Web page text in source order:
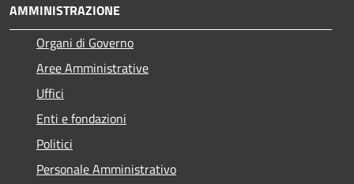
AMMINISTRAZIONE
Organi di Governo
Aree Amministrative
Uffici
Enti e fondazioni
Politici
Personale Amministrativo